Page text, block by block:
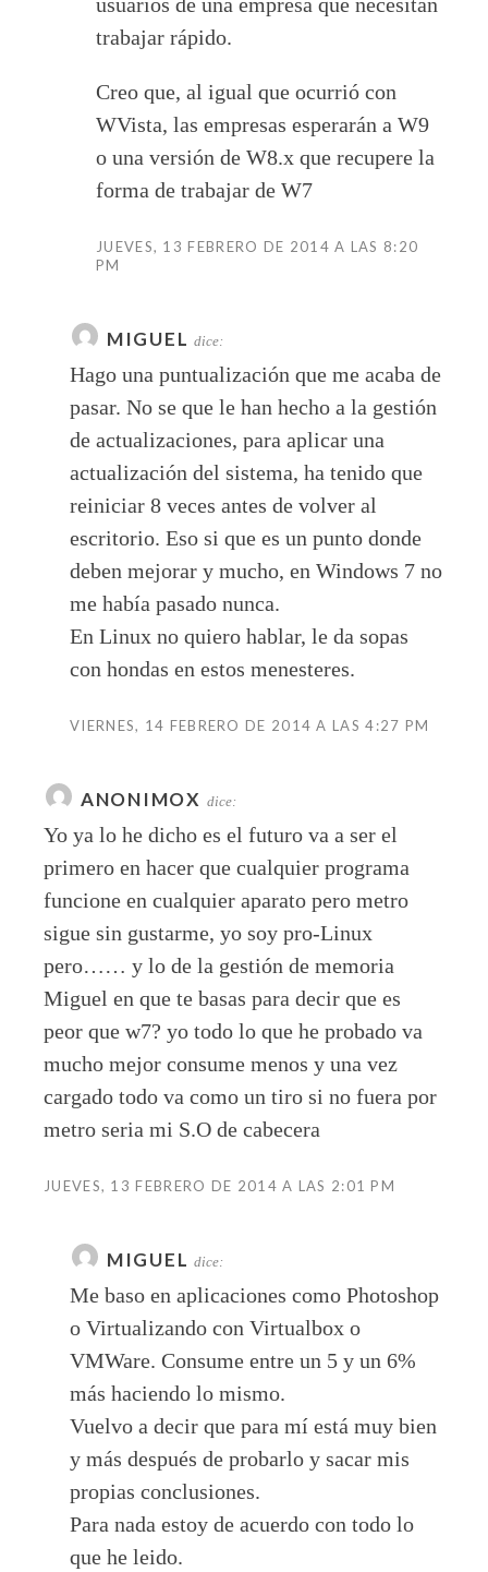
trabajar rápido.
Creo que, al igual que ocurrió con
WVista, las empresas esperarán a W9
o una versión de W8.x que recupere la
forma de trabajar de W7
JUEVES, 13 FEBRERO DE 2014 A LAS 8:20
PM
MIGUEL dice:
Hago una puntualización que me acaba de
pasar. No se que le han hecho a la gestión
de actualizaciones, para aplicar una
actualización del sistema, ha tenido que
reiniciar 8 veces antes de volver al
escritorio. Eso si que es un punto donde
deben mejorar y mucho, en Windows 7 no
me había pasado nunca.
En Linux no quiero hablar, le da sopas
con hondas en estos menesteres.
VIERNES, 14 FEBRERO DE 2014 A LAS 4:27 PM
ANONIMOX dice:
Yo ya lo he dicho es el futuro va a ser el
primero en hacer que cualquier programa
funcione en cualquier aparato pero metro
sigue sin gustarme, yo soy pro-Linux
pero…… y lo de la gestión de memoria
Miguel en que te basas para decir que es
peor que w7? yo todo lo que he probado va
mucho mejor consume menos y una vez
cargado todo va como un tiro si no fuera por
metro seria mi S.O de cabecera
JUEVES, 13 FEBRERO DE 2014 A LAS 2:01 PM
MIGUEL dice:
Me baso en aplicaciones como Photoshop
o Virtualizando con Virtualbox o
VMWare. Consume entre un 5 y un 6%
más haciendo lo mismo.
Vuelvo a decir que para mí está muy bien
y más después de probarlo y sacar mis
propias conclusiones.
Para nada estoy de acuerdo con todo lo
que he leido.